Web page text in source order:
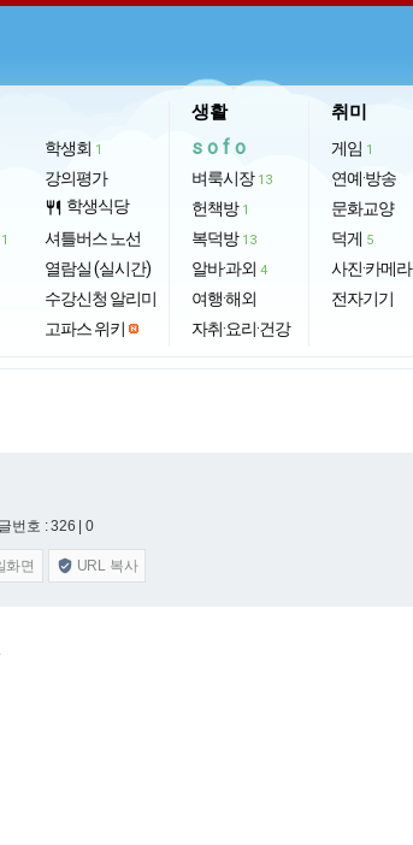
1
학생회 1
강의평가
restaurant 학생식당
셔틀버스 노선
열람실 (실시간)
수강신청 알리미
고파스 위키
생활
sofo
벼룩시장 13
헌책방 1
복덕방 13
알바·과외 4
여행·해외
자취·요리·건강
취미
게임 1
연예·방송
문화교양
덕게 5
사진·카메라
전자기기
| 글번호 : 326 | 0
화면  URL 복사